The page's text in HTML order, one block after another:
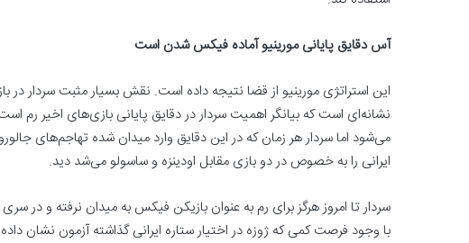
آس دقایق پایانی مورینیو آماده فیکس شدن است
این استراتژی مورینیو از قضا نتیجه داده است. نقش بسیار مثبت سردار
نشانه‌ای است که بیانگر اهمیت ‏سردار در دقایق پایانی بازی‌های اخیر رم
می‌شود اما سردار هر زمان که در این دقایق وارد میدان شده ‏تهاجم‌های
ایرانی را به ‏خصوص در دو بازی مقابل اودینزه و ساسولو می‌شد دید. ‏
با وجود فرصت کمی که ژوزه در اختیار ‏ستاره ایرانی گذاشته آزمون نشان